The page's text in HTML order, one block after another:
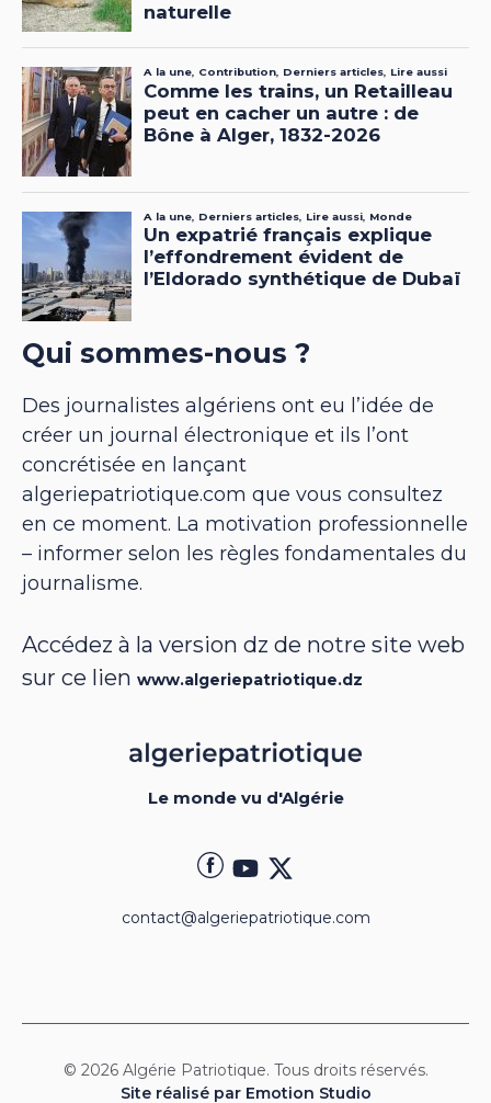
Qui sommes-nous ?
Des journalistes algériens ont eu l’idée de
créer un journal électronique et ils l’ont
concrétisée en lançant
algeriepatriotique.com que vous consultez
en ce moment. La motivation professionnelle
– informer selon les règles fondamentales du
journalisme.
Accédez à la version dz de notre site web
sur ce lien www.algeriepatriotique.dz
Le monde vu d'Algérie
contact@algeriepatriotique.com
© 2026 Algérie Patriotique. Tous droits réservés.
Site réalisé par Emotion Studio